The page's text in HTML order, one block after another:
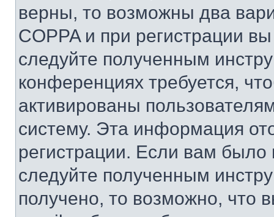
верны, то возможны два
COPPA и при регистрации
следуйте полученным
конференциях требуется,
активированы
систему. Эта информация
регистрации. Если вам
следуйте полученным
получено, то возможно, что